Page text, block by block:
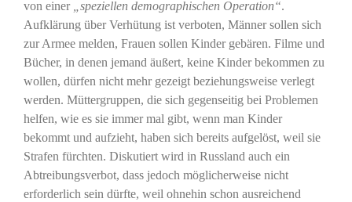
von einer „speziellen demographischen Operation“.
Aufklärung über Verhütung ist verboten, Männer sollen sich
zur Armee melden, Frauen sollen Kinder gebären. Filme und
Bücher, in denen jemand äußert, keine Kinder bekommen zu
wollen, dürfen nicht mehr gezeigt beziehungsweise verlegt
werden. Müttergruppen, die sich gegenseitig bei Problemen
helfen, wie es sie immer mal gibt, wenn man Kinder
bekommt und aufzieht, haben sich bereits aufgelöst, weil sie
Strafen fürchten. Diskutiert wird in Russland auch ein
Abtreibungsverbot, dass jedoch möglicherweise nicht
erforderlich sein dürfte, weil ohnehin schon ausreichend